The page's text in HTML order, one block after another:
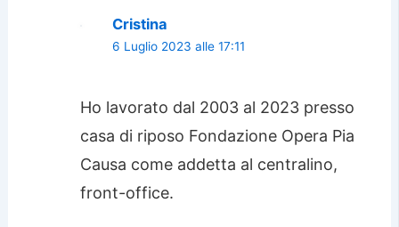
Cristina
6 Luglio 2023 alle 17:11
Ho lavorato dal 2003 al 2023 presso
casa di riposo Fondazione Opera Pia
Causa come addetta al centralino,
front-office.